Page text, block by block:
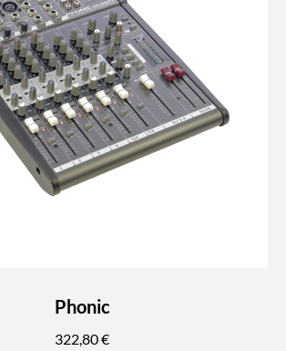
Phonic
322,80 €